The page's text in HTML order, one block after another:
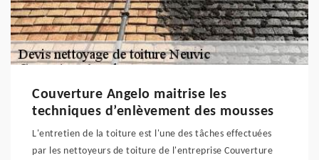
Couverture Angelo maitrise les
techniques d’enlèvement des mousses
L'entretien de la toiture est l'une des tâches effectuées
par les nettoyeurs de toiture de l'entreprise Couverture